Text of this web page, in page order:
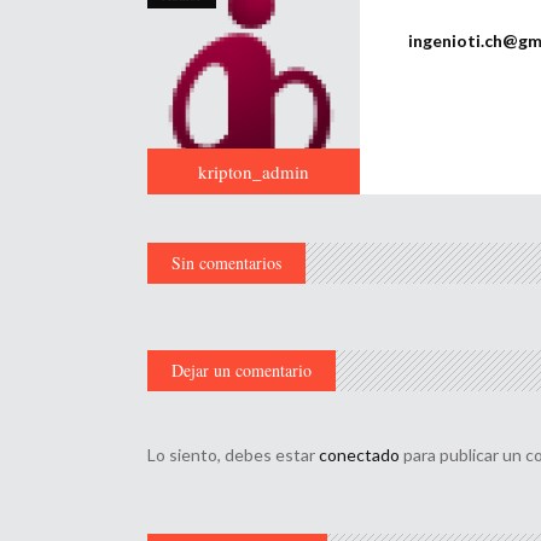
kripton_admin
Sin comentarios
Dejar un comentario
Lo siento, debes estarconectado para publicar un